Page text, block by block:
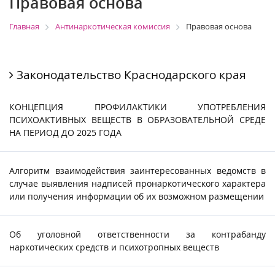
Главная Антинаркотическая комиссия Правовая основа
Законодательство Краснодарского края
КОНЦЕПЦИЯ ПРОФИЛАКТИКИ УПОТРЕБЛЕНИЯ
ПСИХОАКТИВНЫХ ВЕЩЕСТВ В ОБРАЗОВАТЕЛЬНОЙ СРЕДЕ
НА ПЕРИОД ДО 2025 ГОДА
Алгоритм взаимодействия заинтересованных ведомств в
случае выявления надписей пронаркотического характера
или получения информации об их возможном размещении
Об уголовной ответственности за контрабанду
наркотических средств и психотропных веществ